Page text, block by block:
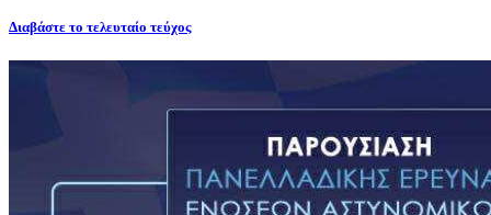
Διαβάστε το τελευταίο τεύχος